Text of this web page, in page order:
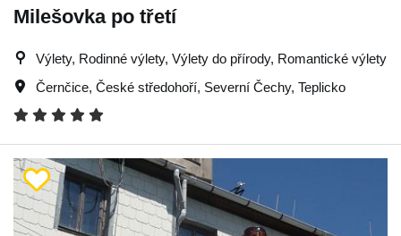
Milešovka po třetí
Výlety, Rodinné výlety, Výlety do přírody, Romantické výlety
Černčice, České středohoří, Severní Čechy, Teplicko